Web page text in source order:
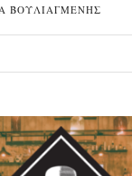
ΒΟΥΛΙΑΓΜΕΝΗΣ